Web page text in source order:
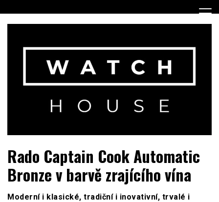
to
content
WatchHouse.cz
Rado Captain Cook Automatic
Bronze v barvě zrajícího vína
Moderní i klasické, tradiční i inovativní, trvalé i